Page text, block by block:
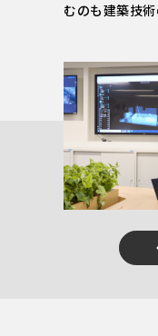
むのも建築技術